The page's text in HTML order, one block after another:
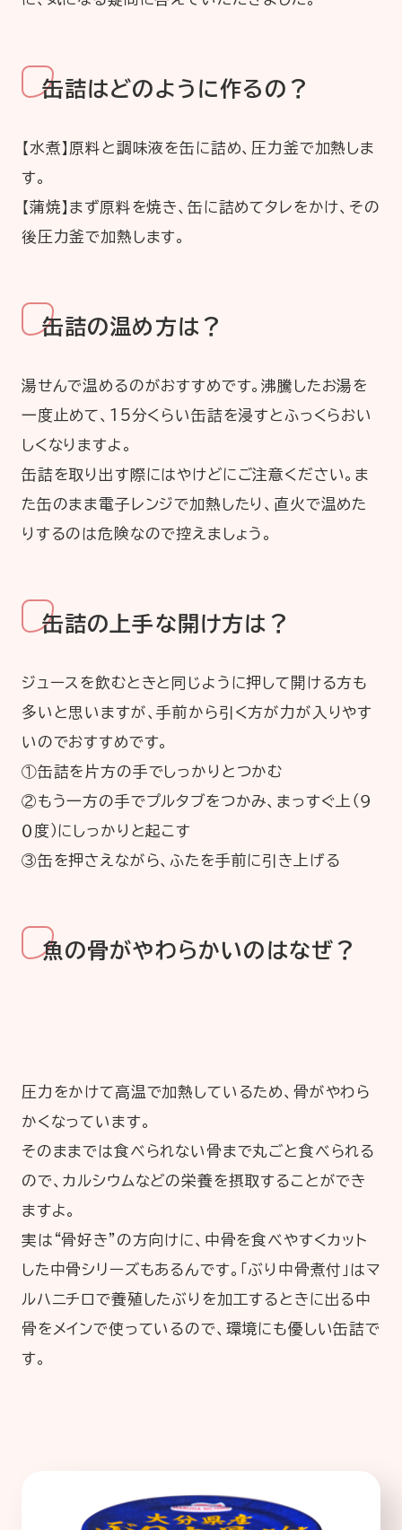
缶詰はどのように作るの？
【水煮】原料と調味液を缶に詰め、圧力釜で加熱しま
す。
【蒲焼】まず原料を焼き、缶に詰めてタレをかけ、その
後圧力釜で加熱します。
缶詰の温め方は？
湯せんで温めるのがおすすめです。沸騰したお湯を
一度止めて、15分くらい缶詰を浸すとふっくらおい
しくなりますよ。
缶詰を取り出す際にはやけどにご注意ください。ま
た缶のまま電子レンジで加熱したり、直火で温めた
りするのは危険なので控えましょう。
缶詰の上手な開け方は？
ジュースを飲むときと同じように押して開ける方も
多いと思いますが、手前から引く方が力が入りやす
いのでおすすめです。
①缶詰を片方の手でしっかりとつかむ
②もう一方の手でプルタブをつかみ、まっすぐ上（９
０度）にしっかりと起こす
③缶を押さえながら、ふたを手前に引き上げる
魚の骨がやわらかいのはなぜ？
圧力をかけて高温で加熱しているため、骨がやわら
かくなっています。
そのままでは食べられない骨まで丸ごと食べられる
ので、カルシウムなどの栄養を摂取することができ
ますよ。
実は“骨好き”の方向けに、中骨を食べやすくカット
した中骨シリーズもあるんです。「ぶり中骨煮付」はマ
ルハニチロで養殖したぶりを加工するときに出る中
骨をメインで使っているので、環境にも優しい缶詰で
す。